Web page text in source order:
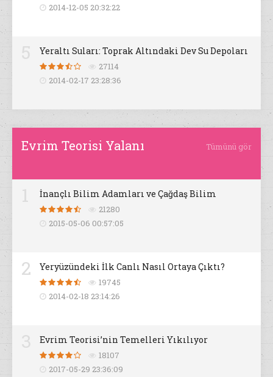
2014-12-05 20:32:22
Yeraltı Suları: Toprak Altındaki Dev Su Depoları
27114
2014-02-17 23:28:36
Evrim Teorisi Yalanı Tümünü gör
İnançlı Bilim Adamları ve Çağdaş Bilim
21280
2015-05-06 00:57:05
2 Yeryüzündeki İlk Canlı Nasıl Ortaya Çıktı?
19745
2014-02-18 23:14:26
Evrim Teorisi’nin Temelleri Yıkılıyor
18107
2017-05-29 23:36:09